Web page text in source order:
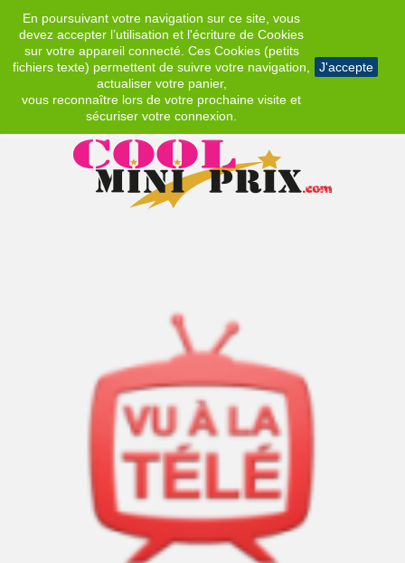
En poursuivant votre navigation sur ce site, vous
devez accepter l’utilisation et l'écriture de Cookies
sur votre appareil connecté. Ces Cookies (petits
fichiers texte) permettent de suivre votre navigation,
actualiser votre panier,
vous reconnaître lors de votre prochaine visite et
sécuriser votre connexion.
J'accepte
EUR